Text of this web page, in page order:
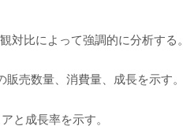
比によって強調的に分析する。
売数量、消費量、成長を示す。
と成長率を示す。